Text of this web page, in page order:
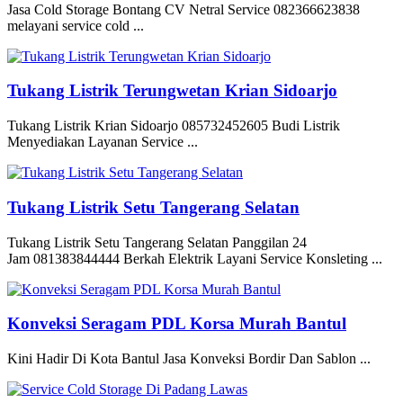
Jasa Cold Storage Bontang CV Netral Service 082366623838
melayani service cold ...
Tukang Listrik Terungwetan Krian Sidoarjo
Tukang Listrik Krian Sidoarjo 085732452605 Budi Listrik
Menyediakan Layanan Service ...
Tukang Listrik Setu Tangerang Selatan
Tukang Listrik Setu Tangerang Selatan Panggilan 24
Jam 081383844444 Berkah Elektrik Layani Service Konsleting ...
Konveksi Seragam PDL Korsa Murah Bantul
Kini Hadir Di Kota Bantul Jasa Konveksi Bordir Dan Sablon ...